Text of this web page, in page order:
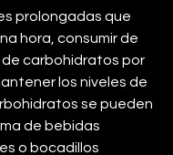
prolongadas que
hora, consumir de
de carbohidratos por
los niveles de
se pueden
de bebidas
o bocadillos